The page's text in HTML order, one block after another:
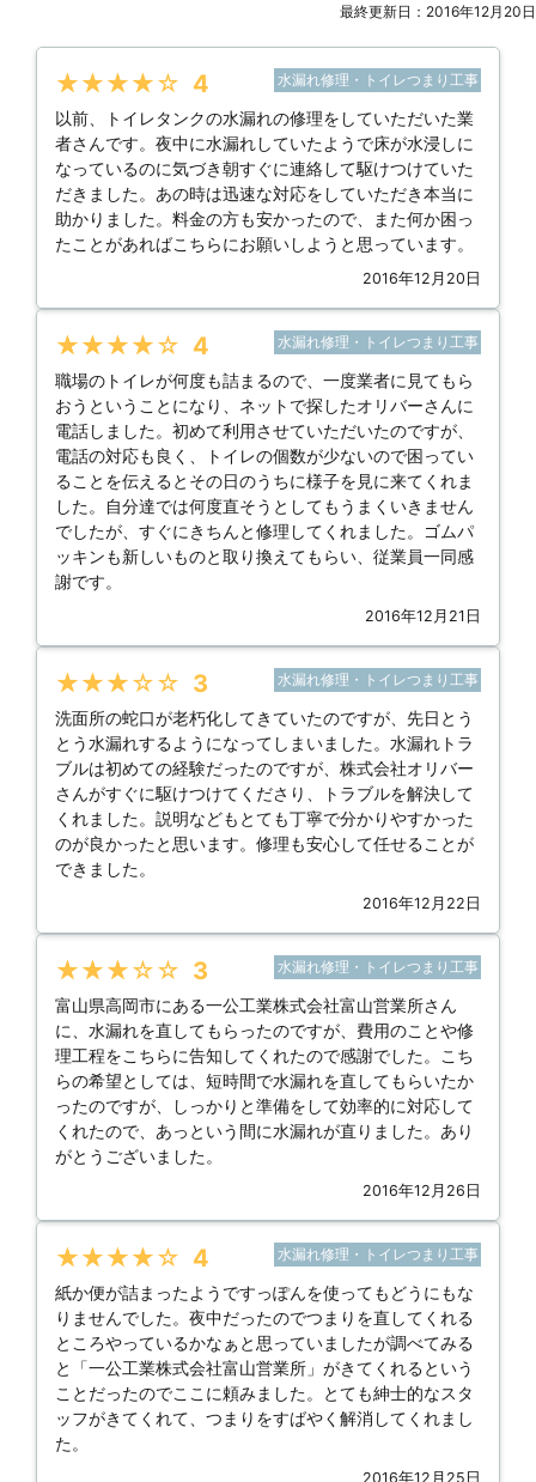
最終更新日：2016年12月20日
★★★★★ 4 水漏れ修理・トイレつまり工事
以前、トイレタンクの水漏れの修理をしていただいた業
者さんです。夜中に水漏れしていたようで床が水浸しに
なっているのに気づき朝すぐに連絡して駆けつけていた
だきました。あの時は迅速な対応をしていただき本当に
助かりました。料金の方も安かったので、また何か困っ
たことがあればこちらにお願いしようと思っています。
2016年12月20日
★★★★★ 4 水漏れ修理・トイレつまり工事
職場のトイレが何度も詰まるので、一度業者に見てもら
おうということになり、ネットで探したオリバーさんに
電話しました。初めて利用させていただいたのですが、
電話の対応も良く、トイレの個数が少ないので困ってい
ることを伝えるとその日のうちに様子を見に来てくれま
した。自分達では何度直そうとしてもうまくいきません
でしたが、すぐにきちんと修理してくれました。ゴムパ
ッキンも新しいものと取り換えてもらい、従業員一同感
謝です。
2016年12月21日
★★★★★ 3 水漏れ修理・トイレつまり工事
洗面所の蛇口が老朽化してきていたのですが、先日とう
とう水漏れするようになってしまいました。水漏れトラ
ブルは初めての経験だったのですが、株式会社オリバー
さんがすぐに駆けつけてくださり、トラブルを解決して
くれました。説明などもとても丁寧で分かりやすかった
のが良かったと思います。修理も安心して任せることが
できました。
2016年12月22日
★★★★★ 3 水漏れ修理・トイレつまり工事
富山県高岡市にある一公工業株式会社富山営業所さん
に、水漏れを直してもらったのですが、費用のことや修
理工程をこちらに告知してくれたので感謝でした。こち
らの希望としては、短時間で水漏れを直してもらいたか
ったのですが、しっかりと準備をして効率的に対応して
くれたので、あっという間に水漏れが直りました。あり
がとうございました。
2016年12月26日
★★★★★ 4 水漏れ修理・トイレつまり工事
紙か便が詰まったようですっぽんを使ってもどうにもな
りませんでした。夜中だったのでつまりを直してくれる
ところやっているかなぁと思っていましたが調べてみる
と「一公工業株式会社富山営業所」がきてくれるという
ことだったのでここに頼みました。とても紳士的なスタ
ッフがきてくれて、つまりをすばやく解消してくれまし
た。
2016年12月25日